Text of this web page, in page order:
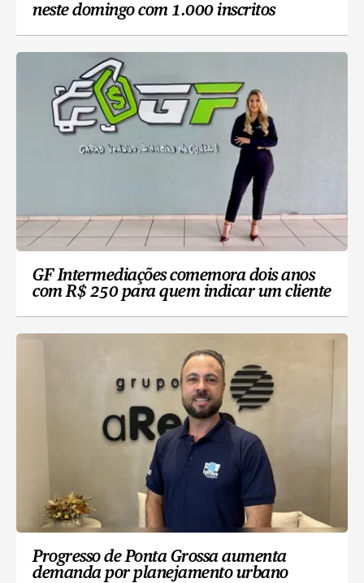
neste domingo com 1.000 inscritos
GF Intermediações comemora dois anos
com R$ 250 para quem indicar um cliente
Progresso de Ponta Grossa aumenta
demanda por planejamento urbano